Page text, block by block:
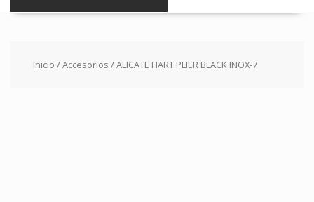
Inicio /Accesorios / ALICATE HART PLIER BLACK INOX-7